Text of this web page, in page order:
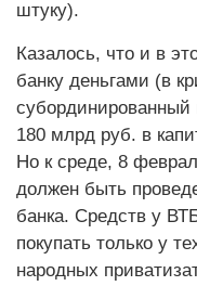
штуку).
Казалось, что и в
банку деньгами (в
180 млрд руб. в
Но к среде, 8
должен быть
банка. Средств у
покупать только у
народных